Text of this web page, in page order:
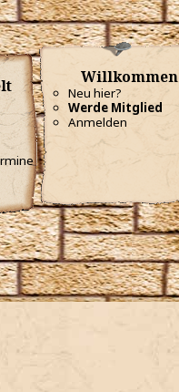
Willkommen
Neu hier?
Werde Mitglied
Anmelden